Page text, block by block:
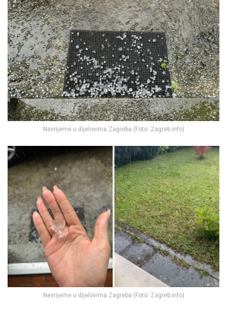
Nevrijeme u dijelovima Zagreba (Foto: Zagreb.info)
Nevrijeme u dijelovima Zagreba (Foto: Zagreb.info)